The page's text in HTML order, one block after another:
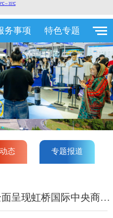
务事项 特色专题
态 专题报道
“虹桥方案”！发布会全面呈现虹桥国际中央商务区建设成果